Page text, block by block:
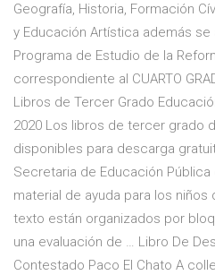
Geografía, Historia, Formación
y Educación Artística además
Programa de Estudio de la
correspondiente al CUARTO
Libros de Tercer Grado
2020 Los libros de tercer grado
disponibles para descarga
Secretaria de Educación
material de ayuda para los
texto están organizados por
una evaluación de … Libro De
Contestado Paco El Chato A